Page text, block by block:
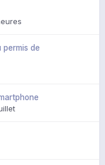
permis de